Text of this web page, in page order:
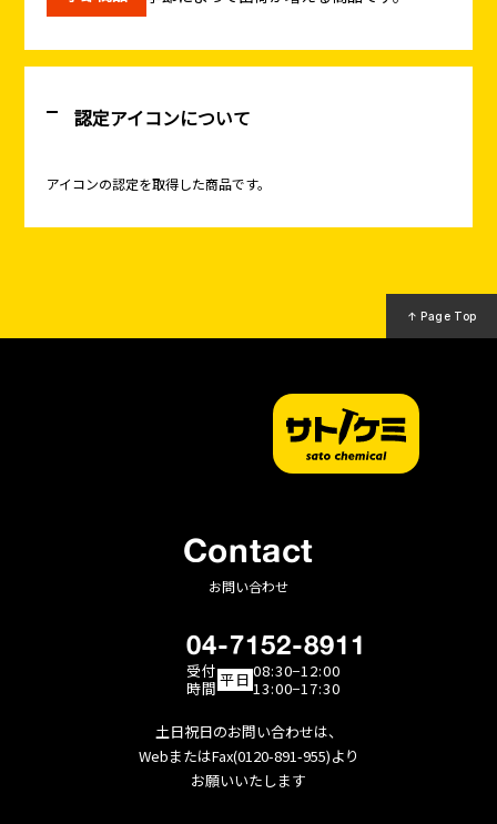
認定アイコンについて
アイコンの認定を取得した商品です。
↑ Page Top
Contact
お問い合わせ
04-7152-8911
受付
時間平日 08:30−12:00
13:00−17:30
土日祝日のお問い合わせは、
WebまたはFax(0120-891-955)より
お願いいたします